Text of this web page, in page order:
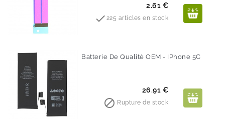
Prix
2.61 €
 225 articles en stock
Batterie De Qualité OEM - IPhone 5C
Prix
26.91 €
 Rupture de stock